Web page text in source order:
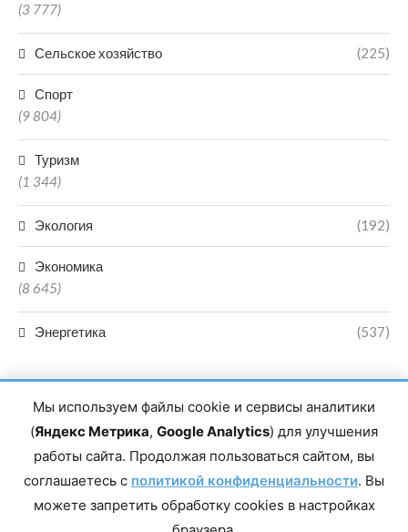
(3 777)
Сельское хозяйство (225)
Спорт
(9 804)
Туризм
(1 344)
Экология (192)
Экономика
(8 645)
Энергетика (537)
Главный редактор сетевого издания Магомаев Тимур Нухович.
Контакты редакции: 8(988)-292-94-34 Почта: vestiskfo@gmail.com По
Республика Дагестан, г. Махачкала, пр-т Насрутдинова, д. 1а. Все
права защищены. Копирование и использование полных материалов
Мы используем файлы cookie и сервисы аналитики
(Яндекс Метрика, Google Analytics) для улучшения
работы сайта. Продолжая пользоваться сайтом, вы
соглашаетесь с политикой конфиденциальности. Вы
можете запретить обработку cookies в настройках